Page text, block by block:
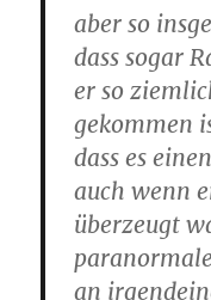
aber so
dass sogar
er so
gekommen
dass es
auch wenn
überzeugt
an